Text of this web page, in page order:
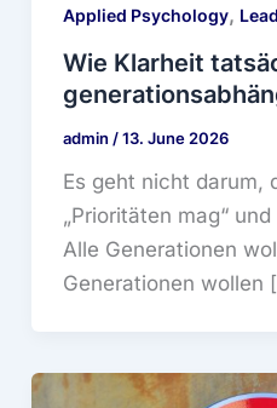
Applied Psychology,
Wie Klarheit
admin /13. June 2026
Es geht nicht darum,
„Prioritäten mag“
Alle Generationen
Generationen wollen